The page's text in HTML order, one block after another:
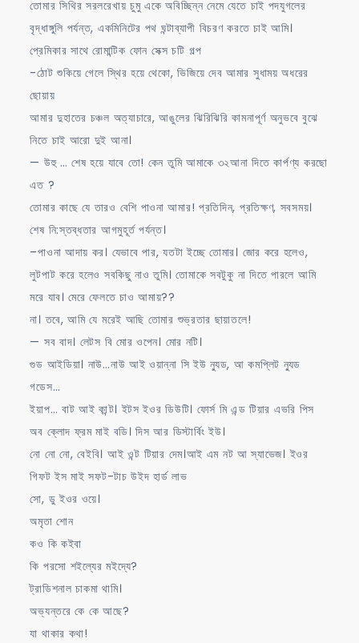
তোমার সিথির সরলরেখায় চুমু একে অবিচ্ছিন্ন নেমে যেতে চাই পদযুগলের
বৃদ্ধাঙ্গুলি পর্যন্ত, একমিনিটের পথ ঘন্টাব্যাপী বিচরণ করতে চাই আমি।
প্রেমিকার সাথে রোমান্টিক ফোন সেক্স চটি গল্প
-ঠোট শুকিয়ে গেলে স্থির হয়ে থেকো, ভিজিয়ে দেব আমার সুধাময় অধরের
ছোয়ায়
আমার দুহাতের চঞ্চল অত্যাচারে, আঙুলের ঝিরিঝিরি কামনাপূর্ণ অনুভবে বুঝে
নিতে চাই আরো দুই আনা।
— উহু … শেষ হয়ে যাবে তো! কেন তুমি আমাকে ৩২আনা দিতে কার্পণ্য করছো
এত ?
তোমার কাছে যে তারও বেশি পাওনা আমার! প্রতিদিন, প্রতিক্ষণ, সবসময়।
শেষ নি:স্তব্ধতার আগমুহূর্ত পর্যন্ত।
–পাওনা আদায় কর। যেভাবে পার, যতটা ইচ্ছে তোমার। জোর করে হলেও,
লুটপাট করে হলেও সবকিছু নাও তুমি। তোমাকে সবটুকু না দিতে পারলে আমি
মরে যাব। মেরে ফেলতে চাও আমায়??
না। তবে, আমি যে মরেই আছি তোমার শুভ্রতার ছায়াতলে!
— সব বাদ। লেটস বি মোর ওপেন। মোর নটি।
গুড আইডিয়া। নাউ…নাউ আই ওয়ান্না সি ইউ ন্যুড, আ কমপ্লিট ন্যুড
গডেস…
ইয়াপ… বাট আই কান্ট। ইটস ইওর ডিউটি। ফোর্স মি এন্ড টিয়ার এভরি পিস
অব ক্লোদ ফ্রম মাই বডি। দিস আর ডিস্টার্বিং ইউ।
নো নো নো, বেইবি। আই ওন্ট টিয়ার দেম।আই এম নট আ স্যাভেজ। ইওর
গিফট ইস মাই সফট-টাচ উইদ হার্ড লাভ
সো, ডু ইওর ওয়ে।
অমৃতা শোন
কও কি কইবা
কি পরসো শইল্যের মইদ্যে?
ট্রাডিশনাল চাকমা থামি।
অভ্যন্তরে কে কে আছে?
যা থাকার কথা!